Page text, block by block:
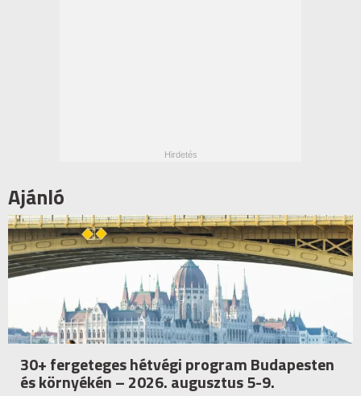
Ajánló
30+ fergeteges hétvégi program Budapesten
és környékén – 2026. augusztus 5-9.